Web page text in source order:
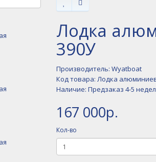
Лодка
390У
Производитель: Wyatboat
Код товара: Лодка
Наличие: Предзаказ 4-5
167 000р.
Кол-во